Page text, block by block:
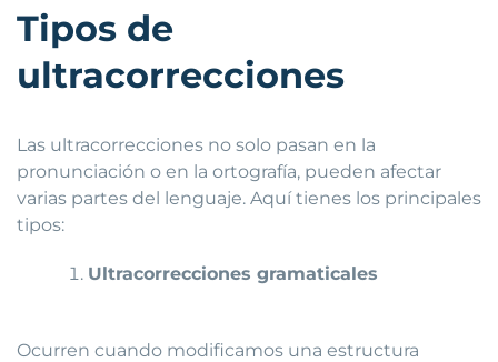
Tipos de
ultracorrecciones
Las ultracorrecciones no solo pasan en la
pronunciación o en la ortografía, pueden afectar
varias partes del lenguaje. Aquí tienes los principales
tipos:
Ultracorrecciones gramaticales
Ocurren cuando modificamos una estructura